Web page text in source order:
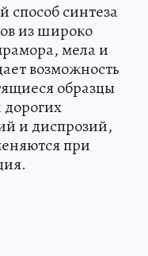
способ синтеза
из широко
мела и
возможность
образцы
дорогих
и диспрозий,
при